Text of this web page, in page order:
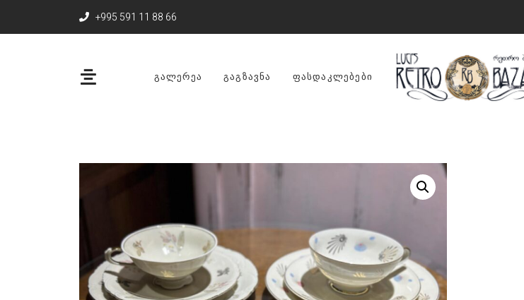
+995 591 11 88 66
ᲒᲐᲚᲔᲠᲔᲐ ᲒᲐᲒᲖᲐᲕᲜᲐ ᲤᲐᲡᲓᲐᲙᲚᲔᲑᲔᲑᲘ